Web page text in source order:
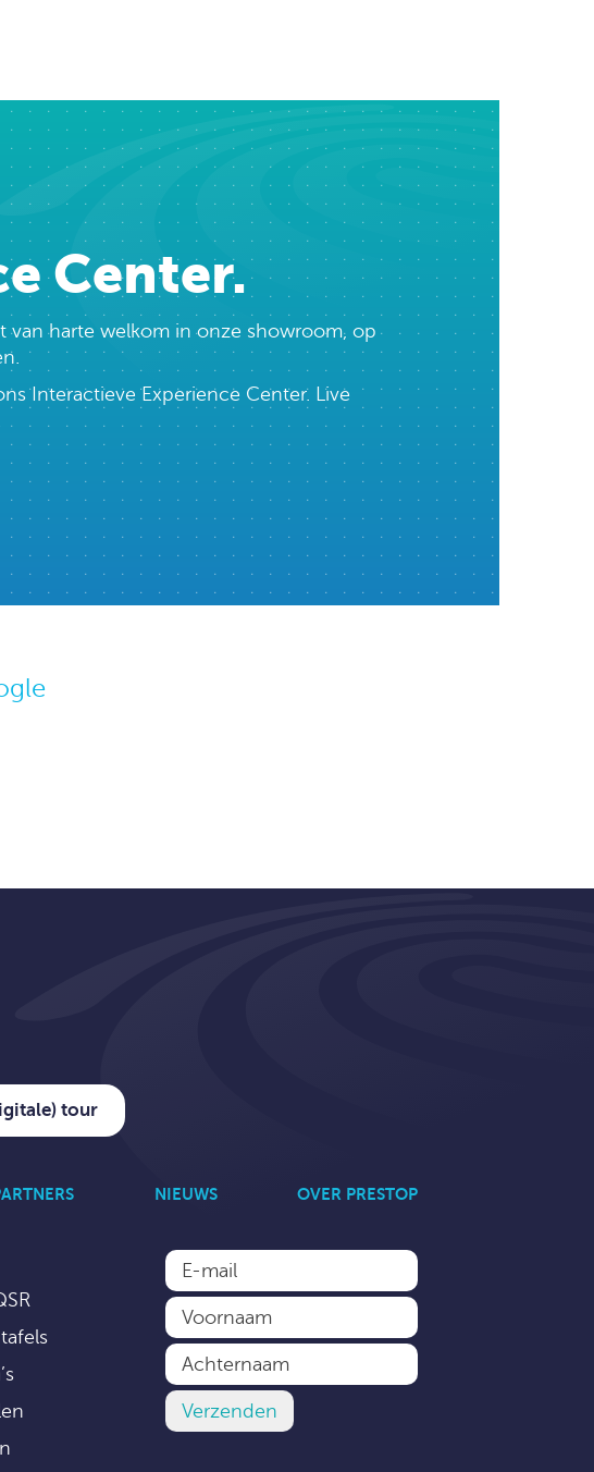
Center.
van harte welkom in onze showroom, op
Interactieve Experience Center. Live
tour
NIEUWS OVER PRESTOP